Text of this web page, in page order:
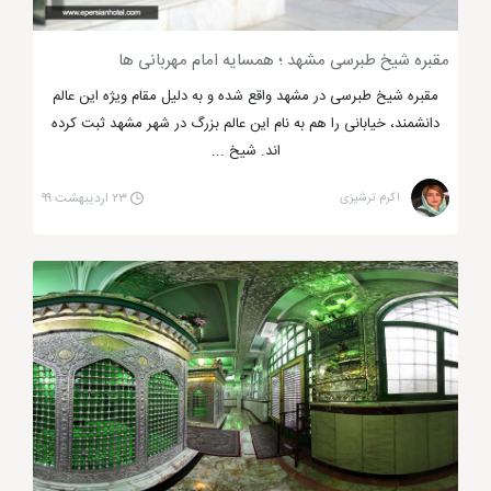
امامزاده یحیی (ع) مشهد از سلحشوران بنی
هاشم
امامزاده یحیی (ع) مشهدیکی دیگر از امامزاده های
مشهد است که در 45 کیلومتری مشهد و در روستایی به نام
مقبره شیخ طبرسی مشهد ؛ همسایه امام مهربانی ها
مقبره شیخ طبرسی در مشهد واقع شده و به دلیل مقام ویژه این عالم
دانشمند، خیابانی را هم به نام این عالم بزرگ در شهر مشهد ثبت کرده
اند. شیخ ...
اکرم ترشیزی ۲۳ اردیبهشت ۹۹